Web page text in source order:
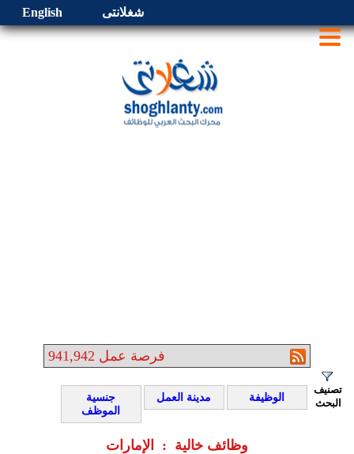
شغلانتى English
941,942 فرصة عمل
تصنيف
البحث
الوظيفة مدينة العمل
جنسية
الموظف
وظائف خالية : الإمارات